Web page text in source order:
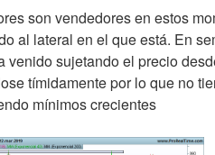
son vendedores en estos
al lateral en el que está. En
venido sujetando el precio
tímidamente por lo que no
mínimos crecientes